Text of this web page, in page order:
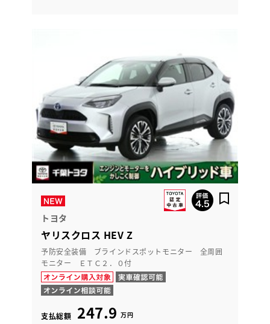
トヨタ
ヤリスクロス HEV Z
予防安全装備 ブラインドスポットモニター 全周囲
モニター ＥＴＣ２．０付
支払総額 247.9 万円